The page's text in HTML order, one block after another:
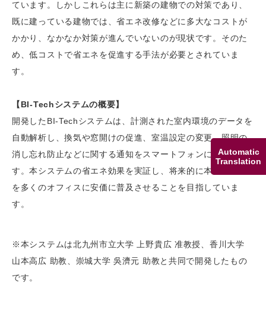
Automatic
Translation
ています。しかしこれらは主に新築の建物での対策であり、
既に建っている建物では、省エネ改修などに多大なコストが
かかり、なかなか対策が進んでいないのが現状です。そのた
め、低コストで省エネを促進する手法が必要とされていま
す。
【BI-Techシステムの概要】
開発したBI-Techシステムは、計測された室内環境のデータを
自動解析し、換気や窓開けの促進、室温設定の変更、照明の
消し忘れ防止などに関する通知をスマートフォンに届けま
す。本システムの省エネ効果を実証し、将来的に本システム
を多くのオフィスに安価に普及させることを目指していま
す。
※本システムは北九州市立大学 上野貴広 准教授、香川大学
山本高広 助教、崇城大学 吳濟元 助教と共同で開発したもの
です。